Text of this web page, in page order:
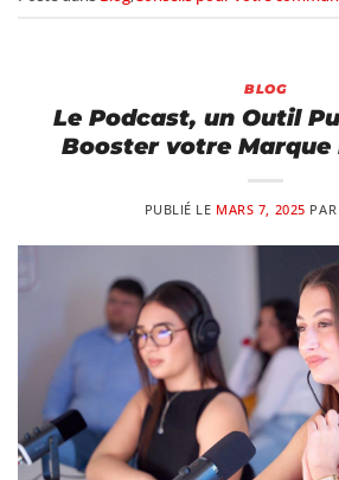
BLOG
Le Podcast, un Outil
Booster votre Marque
PUBLIÉ LE MARS 7, 2025 PAR